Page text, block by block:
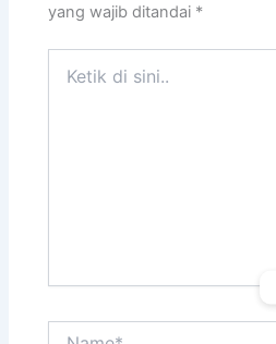
yang wajib ditandai *